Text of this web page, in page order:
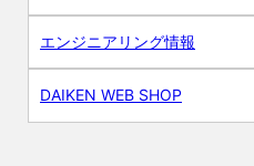
エンジニアリング情報
DAIKEN WEB SHOP